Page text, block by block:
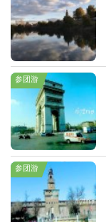
参团游
参团游